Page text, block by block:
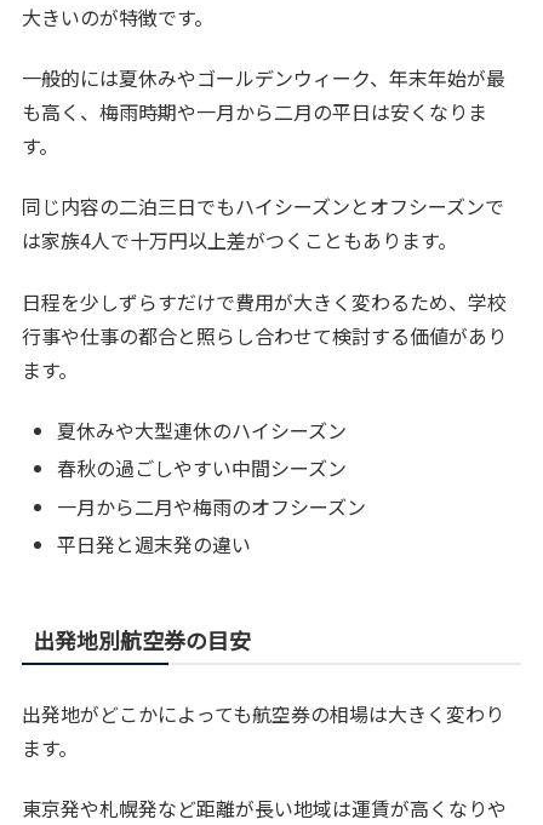
大きいのが特徴です。
一般的には夏休みやゴールデンウィーク、年末年始が最
も高く、梅雨時期や一月から二月の平日は安くなりま
す。
同じ内容の二泊三日でもハイシーズンとオフシーズンで
は家族4人で十万円以上差がつくこともあります。
日程を少しずらすだけで費用が大きく変わるため、学校
行事や仕事の都合と照らし合わせて検討する価値があり
ます。
夏休みや大型連休のハイシーズン
春秋の過ごしやすい中間シーズン
一月から二月や梅雨のオフシーズン
平日発と週末発の違い
出発地別航空券の目安
出発地がどこかによっても航空券の相場は大きく変わり
ます。
東京発や札幌発など距離が長い地域は運賃が高くなりや